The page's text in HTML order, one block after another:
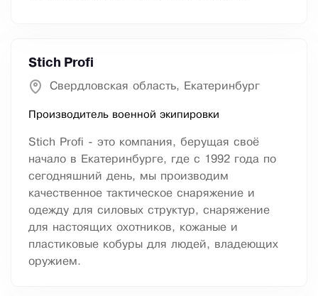
Stich Profi
Свердловская область, Екатеринбург
Производитель военной экипировки
Stich Profi - это компания, берущая своё
начало в Екатеринбурге, где с 1992 года по
сегодняшний день, мы производим
качественное тактическое снаряжение и
одежду для силовых структур, снаряжение
для настоящих охотников, кожаные и
пластиковые кобуры для людей, владеющих
оружием.